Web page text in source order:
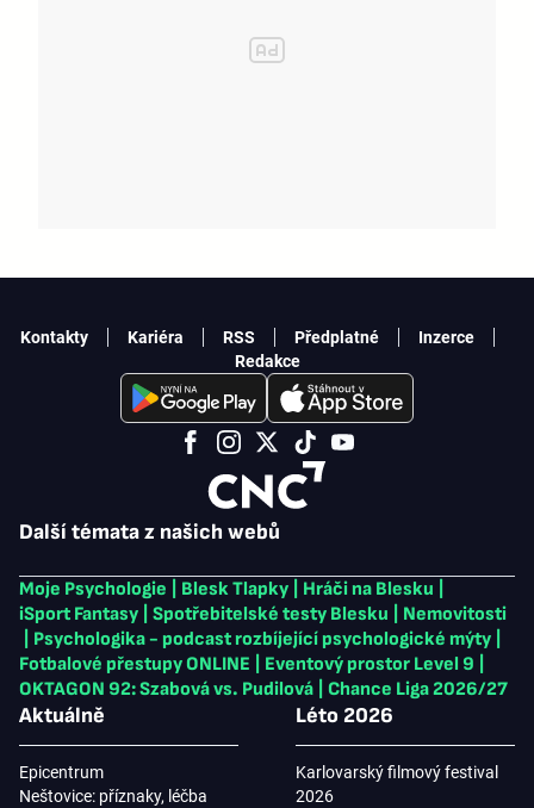
Další témata z našich webů
Moje Psychologie Blesk Tlapky Hráči na Blesku
iSport Fantasy
Spotřebitelské testy Blesku
Nemovitosti
Psychologika - podcast rozbíjející psychologické mýty
Fotbalové přestupy ONLINE
Eventový prostor Level 9
OKTAGON 92: Szabová vs. Pudilová
Chance Liga 2026/27
Aktuálně
Epicentrum
Neštovice: příznaky, léčba
Léto 2026
Karlovarský filmový festival
2026
Kontakty Kariéra RSS Předplatné
Inzerce
Redakce